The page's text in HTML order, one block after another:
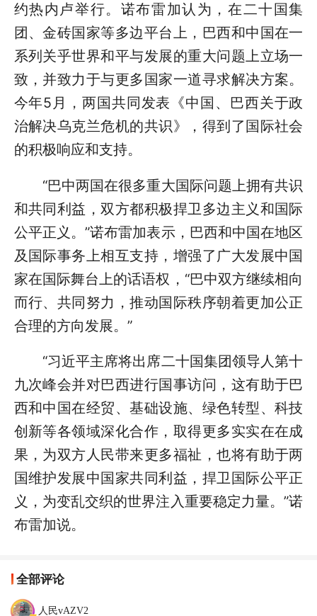
约热内卢举行。诺布雷加认为，在二十国集
团、金砖国家等多边平台上，巴西和中国在一
系列关乎世界和平与发展的重大问题上立场一
致，并致力于与更多国家一道寻求解决方案。
今年5月，两国共同发表《中国、巴西关于政
治解决乌克兰危机的共识》，得到了国际社会
的积极响应和支持。
“巴中两国在很多重大国际问题上拥有共识
和共同利益，双方都积极捍卫多边主义和国际
公平正义。”诺布雷加表示，巴西和中国在地区
及国际事务上相互支持，增强了广大发展中国
家在国际舞台上的话语权，“巴中双方继续相向
而行、共同努力，推动国际秩序朝着更加公正
合理的方向发展。”
“习近平主席将出席二十国集团领导人第十
九次峰会并对巴西进行国事访问，这有助于巴
西和中国在经贸、基础设施、绿色转型、科技
创新等各领域深化合作，取得更多实实在在成
果，为双方人民带来更多福祉，也将有助于两
国维护发展中国家共同利益，捍卫国际公平正
义，为变乱交织的世界注入重要稳定力量。”诺
布雷加说。
全部评论
人民vAZV2